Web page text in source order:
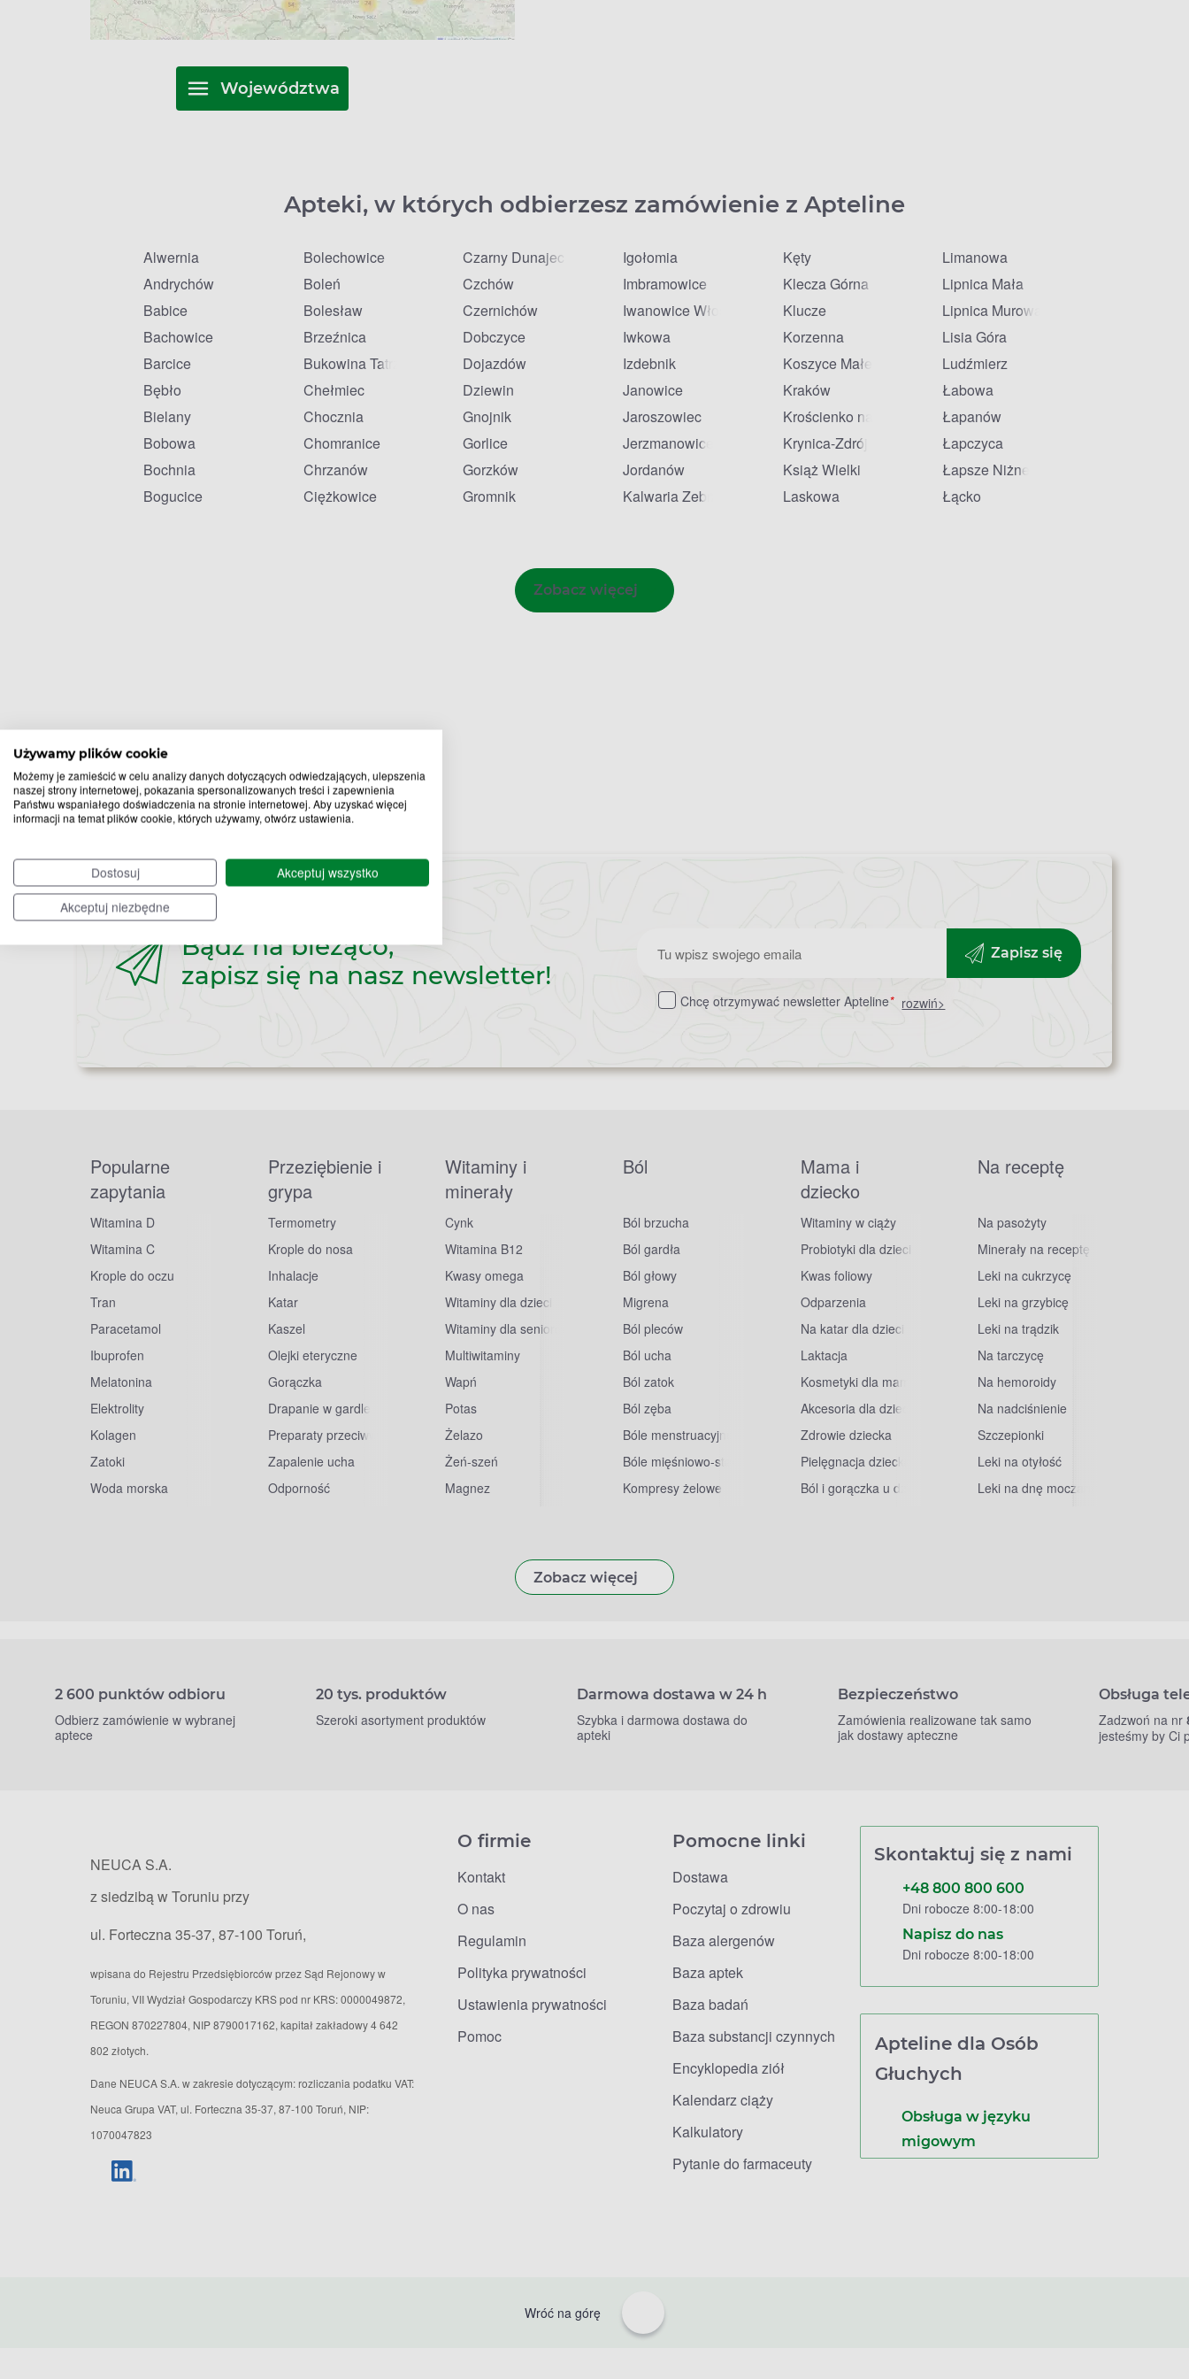
Używamy plików cookie
Możemy je zamieścić w celu analizy danych dotyczących odwiedzających, ulepszenia
naszej strony internetowej, pokazania spersonalizowanych treści i zapewnienia
Państwu wspaniałego doświadczenia na stronie internetowej. Aby uzyskać więcej
informacji na temat plików cookie, których używamy, otwórz ustawienia.
Dostosuj
Akceptuj wszystko
Akceptuj niezbędne
Województwa
Apteki, w których odbierzesz zamówienie z Apteline
Alwernia
Andrychów
Babice
Bachowice
Barcice
Bębło
Bielany
Bobowa
Bochnia
Bogucice
Bolechowice
Boleń
Bolesław
Brzeźnica
Bukowina Tatrzańska
Chełmiec
Chocznia
Chomranice
Chrzanów
Ciężkowice
Czarny Dunajec
Czchów
Czernichów
Dobczyce
Dojazdów
Dziewin
Gnojnik
Gorlice
Gorzków
Gromnik
Igołomia
Imbramowice
Iwanowice Włościańskie
Iwkowa
Izdebnik
Janowice
Jaroszowiec
Jerzmanowice
Jordanów
Kalwaria Zebrzydowska
Kęty
Klecza Górna
Klucze
Korzenna
Koszyce Małe
Kraków
Krościenko nad Dunajcem
Krynica-Zdrój
Książ Wielki
Laskowa
Limanowa
Lipnica Mała
Lipnica Murowana
Lisia Góra
Ludźmierz
Łabowa
Łapanów
Łapczyca
Łapsze Niżne
Łącko
Zobacz więcej
Bądź na bieżąco,
zapisz się na nasz newsletter!
Zapisz
do
Zapisz się
Chcę otrzymywać newsletter Apteline* rozwiń>
Popularne
zapytania
Witamina D
Witamina C
Krople do oczu
Tran
Paracetamol
Ibuprofen
Melatonina
Elektrolity
Kolagen
Zatoki
Woda morska
Przeziębienie i
grypa
Termometry
Krople do nosa
Inhalacje
Katar
Kaszel
Olejki eteryczne
Gorączka
Drapanie w gardle
Preparaty przeciwwirusowe
Zapalenie ucha
Odporność
Witaminy i
minerały
Cynk
Witamina B12
Kwasy omega
Witaminy dla dzieci
Witaminy dla seniorów
Multiwitaminy
Wapń
Potas
Żelazo
Żeń-szeń
Magnez
Ból
Ból brzucha
Ból gardła
Ból głowy
Migrena
Ból pleców
Ból ucha
Ból zatok
Ból zęba
Bóle menstruacyjne
Bóle mięśniowo-stawowe
Kompresy żelowe
Mama i
dziecko
Witaminy w ciąży
Probiotyki dla dzieci
Kwas foliowy
Odparzenia
Na katar dla dzieci
Laktacja
Kosmetyki dla mam
Akcesoria dla dzieci
Zdrowie dziecka
Pielęgnacja dziecka
Ból i gorączka u dzieci
Na receptę
Na pasożyty
Minerały na receptę
Leki na cukrzycę
Leki na grzybicę
Leki na trądzik
Na tarczycę
Na hemoroidy
Na nadciśnienie
Szczepionki
Leki na otyłość
Leki na dnę moczanową
Zobacz więcej
2 600 punktów odbioru
Odbierz zamówienie w wybranej
aptece
20 tys. produktów
Szeroki asortyment produktów
Darmowa dostawa w 24 h
Szybka i darmowa dostawa do
apteki
Bezpieczeństwo
Zamówienia realizowane tak samo
jak dostawy apteczne
Obsługa
Zadzwoń na nr
jesteśmy by Ci
NEUCA S.A.
z siedzibą w Toruniu przy
ul. Forteczna 35-37, 87-100 Toruń,
wpisana do Rejestru Przedsiębiorców przez Sąd Rejonowy w
Toruniu, VII Wydział Gospodarczy KRS pod nr KRS: 0000049872,
REGON 870227804, NIP 8790017162, kapitał zakładowy 4 642
802 złotych.
Dane NEUCA S.A. w zakresie dotyczącym: rozliczania podatku VAT:
Neuca Grupa VAT, ul. Forteczna 35-37, 87-100 Toruń, NIP:
1070047823
O firmie
Kontakt
O nas
Regulamin
Polityka prywatności
Ustawienia prywatności
Pomoc
Pomocne linki
Dostawa
Poczytaj o zdrowiu
Baza alergenów
Baza aptek
Baza badań
Baza substancji czynnych
Encyklopedia ziół
Kalendarz ciąży
Kalkulatory
Pytanie do farmaceuty
Skontaktuj się z nami
+48 800 800 600
Dni robocze 8:00-18:00
Napisz do nas
Dni robocze 8:00-18:00
Apteline dla Osób
Głuchych
Obsługa w języku
migowym
Wróć na górę